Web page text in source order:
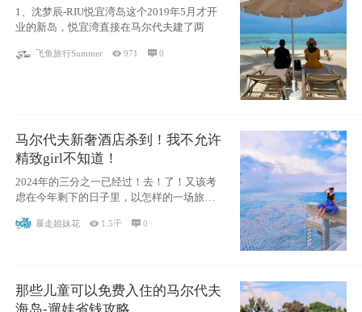
1、沈梦辰-RIU悦宜湾岛这个2019年5月才开
业的新岛，悦宜湾直接在马尔代夫建了两
飞鱼旅行Summer 971 0
马尔代夫新奢酒店杀到！我不允许
精致girl不知道！
2024年的三分之一已经过！去！了！又该考
虑在今年剩下的日子里，以怎样的一场旅行
暴走姐妹花  1.5千 0
那些儿童可以免费入住的马尔代夫